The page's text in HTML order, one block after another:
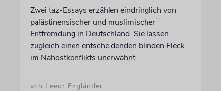
Zwei taz-Essays erzählen eindringlich von
palästinensischer und muslimischer
Entfremdung in Deutschland. Sie lassen
zugleich einen entscheidenden blinden Fleck
im Nahostkonflikts unerwähnt
von Leeor Engländer